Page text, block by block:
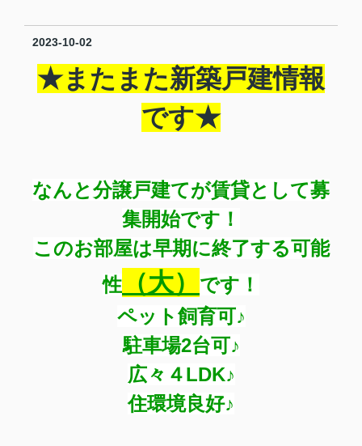
2023-10-02
★またまた新築戸建情報
です★
なんと分譲戸建てが賃貸として募
集開始です！
このお部屋は早期に終了する可能
性
（大）
です！
ペット飼育可♪
駐車場2台可♪
広々４LDK♪
住環境良好♪